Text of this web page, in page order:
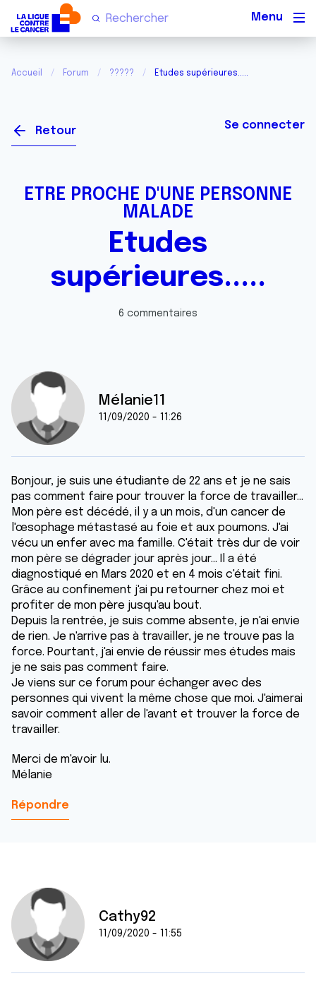
Accueil Forum ????? Etudes supérieures.....
Retour Se connecter
ETRE PROCHE D'UNE PERSONNE
MALADE
Etudes
supérieures.....
6 commentaires
Mélanie11
11/09/2020 - 11:26
Bonjour, je suis une étudiante de 22 ans et je ne sais
pas comment faire pour trouver la force de travailler...
Mon père est décédé, il y a un mois, d'un cancer de
l'œsophage métastasé au foie et aux poumons. J'ai
vécu un enfer avec ma famille. C'était très dur de voir
mon père se dégrader jour après jour... Il a été
diagnostiqué en Mars 2020 et en 4 mois c'était fini.
Grâce au confinement j'ai pu retourner chez moi et
profiter de mon père jusqu'au bout.
Depuis la rentrée, je suis comme absente, je n'ai envie
de rien. Je n'arrive pas à travailler, je ne trouve pas la
force. Pourtant, j'ai envie de réussir mes études mais
je ne sais pas comment faire.
Je viens sur ce forum pour échanger avec des
personnes qui vivent la même chose que moi. J'aimerai
savoir comment aller de l'avant et trouver la force de
travailler.
Merci de m'avoir lu.
Mélanie
Répondre
Cathy92
11/09/2020 - 11:55